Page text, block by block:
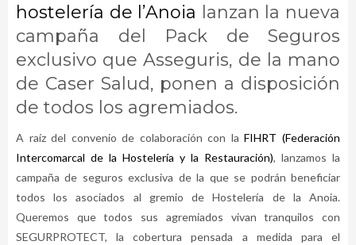
hostelería de l’Anoia lanzan la nueva
campaña del Pack de Seguros
exclusivo que Asseguris, de la mano
de Caser Salud, ponen a disposición
de todos los agremiados.
A raíz del convenio de colaboración con laFIHRT (Federación
Intercomarcal de la Hostelería y la Restauración), lanzamos la
campaña de seguros exclusiva de la que se podrán beneficiar
todos los asociados al gremio de Hostelería de la Anoia.
Queremos que todos sus agremiados vivan tranquilos con
SEGURPROTECT, la cobertura pensada a medida para el